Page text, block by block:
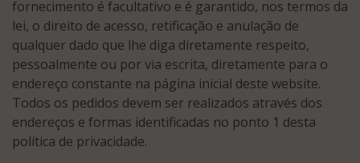
fornecimento é facultativo e é garantido, nos termos da
lei, o direito de acesso, retificação e anulação de
qualquer dado que lhe diga diretamente respeito,
pessoalmente ou por via escrita, diretamente para o
endereço constante na página inicial deste website.
Todos os pedidos devem ser realizados através dos
endereços e formas identificadas no ponto 1 desta
política de privacidade.